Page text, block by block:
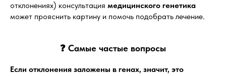
отклонениях) консультация медицинского генетика
может прояснить картину и помочь подобрать лечение.
❓ Самые частые вопросы
Если отклонения заложены в генах, значит, это